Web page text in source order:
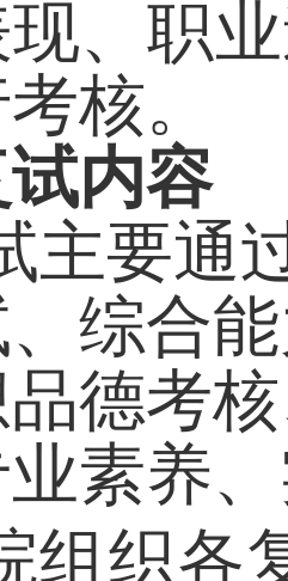
生所在
、职
核。
试内容
主要
综合
品德考
业素养